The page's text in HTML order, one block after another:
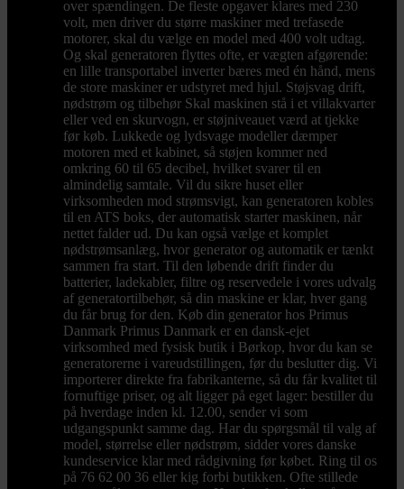
over spændingen. De fleste opgaver klares med 230
volt, men driver du større maskiner med trefasede
motorer, skal du vælge en model med 400 volt udtag.
Og skal generatoren flyttes ofte, er vægten afgørende:
en lille transportabel inverter bæres med én hånd, mens
de store maskiner er udstyret med hjul. Støjsvag drift,
nødstrøm og tilbehør Skal maskinen stå i et villakvarter
eller ved en skurvogn, er støjniveauet værd at tjekke
før køb. Lukkede og lydsvage modeller dæmper
motoren med et kabinet, så støjen kommer ned
omkring 60 til 65 decibel, hvilket svarer til en
almindelig samtale. Vil du sikre huset eller
virksomheden mod strømsvigt, kan generatoren kobles
til en ATS boks, der automatisk starter maskinen, når
nettet falder ud. Du kan også vælge et komplet
nødstrømsanlæg, hvor generator og automatik er tænkt
sammen fra start. Til den løbende drift finder du
batterier, ladekabler, filtre og reservedele i vores udvalg
af generatortilbehør, så din maskine er klar, hver gang
du får brug for den. Køb din generator hos Primus
Danmark Primus Danmark er en dansk-ejet
virksomhed med fysisk butik i Børkop, hvor du kan se
generatorerne i vareudstillingen, før du beslutter dig. Vi
importerer direkte fra fabrikanterne, så du får kvalitet til
fornuftige priser, og alt ligger på eget lager: bestiller du
på hverdage inden kl. 12.00, sender vi som
udgangspunkt samme dag. Har du spørgsmål til valg af
model, størrelse eller nødstrøm, sidder vores danske
kundeservice klar med rådgivning før købet. Ring til os
på 76 62 00 36 eller kig forbi butikken. Ofte stillede